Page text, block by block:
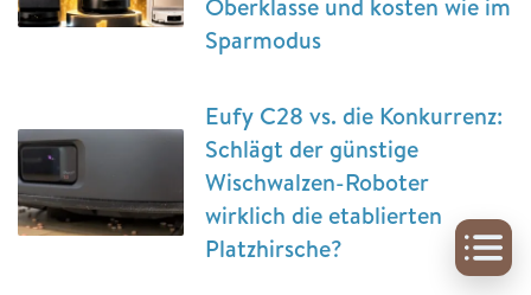
Oberklasse und kosten wie im
Sparmodus
Eufy C28 vs. die Konkurrenz:
Schlägt der günstige
Wischwalzen-Roboter
wirklich die etablierten
Platzhirsche?